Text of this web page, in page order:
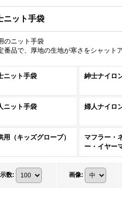
ニット手袋
のニット手袋
番品で、厚地の生地が寒さをシャット
ニット手袋 紳士ナイロ
ニット手袋 婦人ナイロ
用（キッズグローブ）
マフラー・
ー・イヤー
数: 画像: